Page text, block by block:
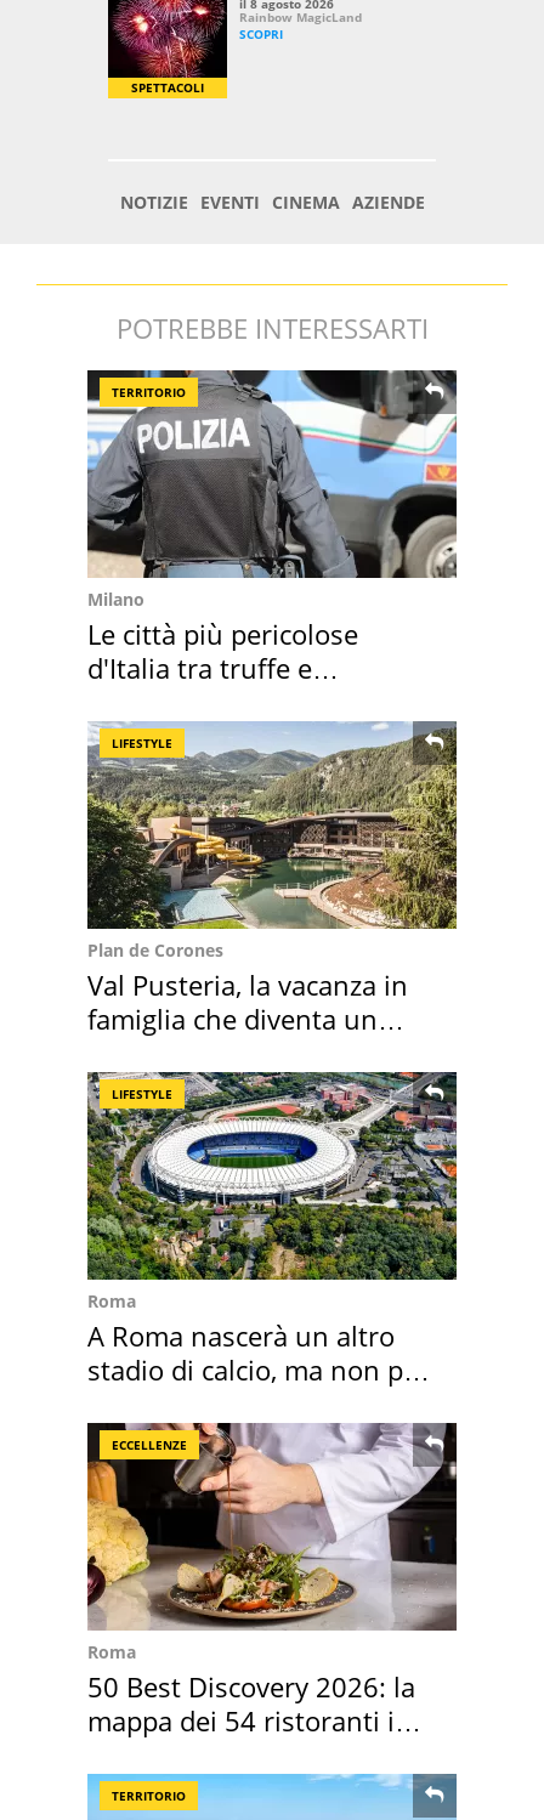
POTREBBE INTERESSARTI
TERRITORIO
Milano
Le città più pericolose
d'Italia tra truffe e
LIFESTYLE
Plan de Corones
Val Pusteria, la vacanza in
famiglia che diventa un
LIFESTYLE
Roma
A Roma nascerà un altro
stadio di calcio, ma non per
ECCELLENZE
Roma
50 Best Discovery 2026: la
mappa dei 54 ristoranti in
TERRITORIO